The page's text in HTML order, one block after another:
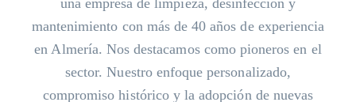
una empresa de limpieza, desinfeccion y
mantenimiento con más de 40 años de experiencia
en Almería. Nos destacamos como pioneros en el
sector. Nuestro enfoque personalizado,
compromiso histórico y la adopción de nuevas